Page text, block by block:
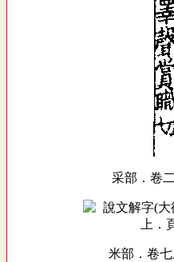
采部．卷
米部．卷